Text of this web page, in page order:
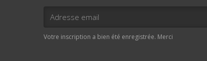
Votre inscription a bien été enregistrée. Merci